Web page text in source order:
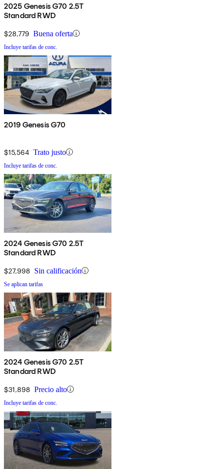
2025 Genesis G70 2.5T
Standard RWD
$28,779 Buena oferta
Incluye tarifas de conc.
2019 Genesis G70
$15,564 Trato justo
Incluye tarifas de conc.
2024 Genesis G70 2.5T
Standard RWD
$27,998 Sin calificación
Se aplican tarifas
2024 Genesis G70 2.5T
Standard RWD
$31,898 Precio alto
Incluye tarifas de conc.